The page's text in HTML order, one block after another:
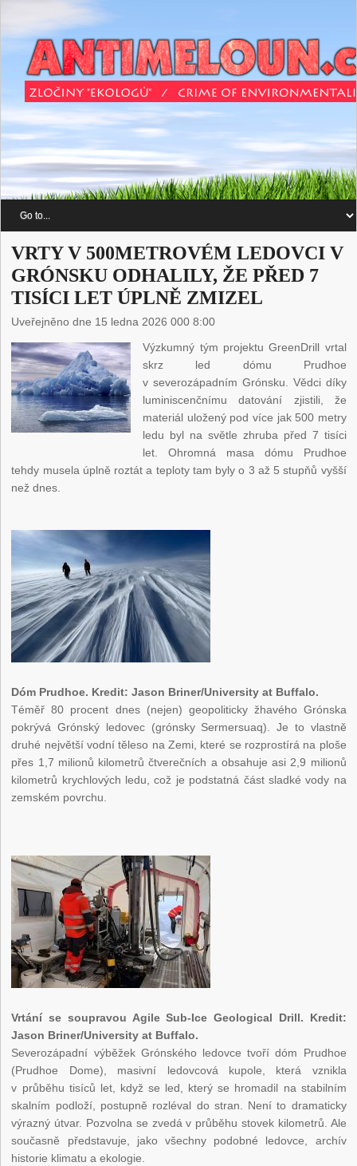
VRTY V 500METROVÉM LEDOVCI V
GRÓNSKU ODHALILY, ŽE PŘED 7
TISÍCI LET ÚPLNĚ ZMIZEL
Uveřejněno dne 15 ledna 2026 000 8:00
Výzkumný tým projektu GreenDrill vrtal
skrz led dómu Prudhoe
v severozápadním Grónsku. Vědci díky
luminiscenčnímu datování zjistili, že
materiál uložený pod více jak 500 metry
ledu byl na světle zhruba před 7 tisíci
let. Ohromná masa dómu Prudhoe
tehdy musela úplně roztát a teploty tam byly o 3 až 5 stupňů vyšší
než dnes.
Dóm Prudhoe. Kredit: Jason Briner/University at Buffalo.
Téměř 80 procent dnes (nejen) geopoliticky žhavého Grónska
pokrývá Grónský ledovec (grónsky Sermersuaq). Je to vlastně
druhé největší vodní těleso na Zemi, které se rozprostírá na ploše
přes 1,7 milionů kilometrů čtverečních a obsahuje asi 2,9 milionů
kilometrů krychlových ledu, což je podstatná část sladké vody na
zemském povrchu.
Vrtání se soupravou Agile Sub-Ice Geological Drill. Kredit:
Jason Briner/University at Buffalo.
Severozápadní výběžek Grónského ledovce tvoří dóm Prudhoe
(Prudhoe Dome), masivní ledovcová kupole, která vznikla
v průběhu tisíců let, když se led, který se hromadil na stabilním
skalním podloží, postupně rozléval do stran. Není to dramaticky
výrazný útvar. Pozvolna se zvedá v průběhu stovek kilometrů. Ale
současně představuje, jako všechny podobné ledovce, archív
historie klimatu a ekologie.